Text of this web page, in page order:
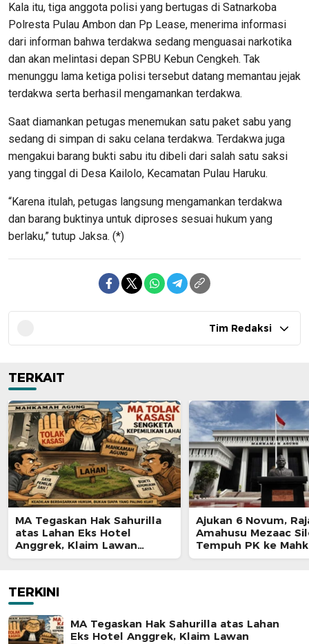
Kala itu, tiga anggota polisi yang bertugas di Satnarkoba
Polresta Pulau Ambon dan Pp Lease, menerima informasi
dari informan bahwa terdakwa sedang menguasai narkotika
dan akan melintasi depan SPBU Kebun Cengkeh. Tak
menunggu lama ketiga polisi tersebut datang memantau jejak
terdakwa serta berhasil mengamankan terdakwa.
Saat diamankan petugas menemukan satu paket sabu yang
sedang di simpan di saku celana terdakwa. Terdakwa juga
mengakui barang bukti sabu itu dibeli dari salah satu saksi
yang tinggal di Desa Kailolo, Kecamatan Pulau Haruku.
“Karena itulah, petugas langsung mengamankan terdakwa
dan barang buktinya untuk diproses sesuai hukum yang
berlaku,” tutup Jaksa. (*)
Tim Redaksi
TERKAIT
MA Tegaskan Hak Sahurilla
atas Lahan Eks Hotel
Anggrek, Klaim Lawan
Terpatahkan hingga Kasasi
Ajukan 6 Novum,
Amahusu Mezaac
Tempuh PK ke
Agung
TERKINI
MA Tegaskan Hak Sahurilla atas Lahan
Eks Hotel Anggrek, Klaim Lawan